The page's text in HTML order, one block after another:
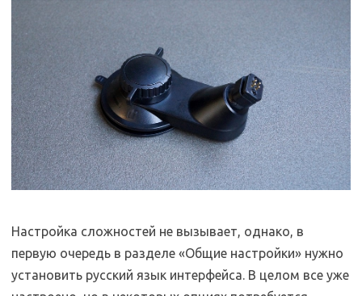
Настройка сложностей не вызывает, однако, в
первую очередь в разделе «Общие настройки» нужно
установить русский язык интерфейса. В целом все уже